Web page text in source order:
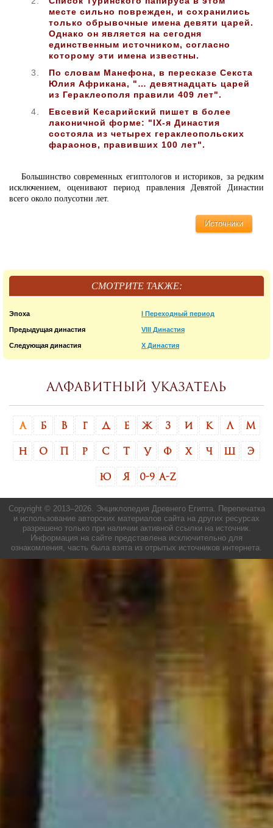
месте сильно поврежден, и сохранились
только обрывочные имена девяти царей.
Однако он является на сегодня
единственным источником, согласно
которому эти имена известны.
По словам Манефона, в пересказе Секста
Юлия Африкана, "… девятнадцать царей
из Гераклеополя правили 409 лет".
Евсевий Кесарийский пишет в более
лаконичной форме: "IX-я Династия
состояла из четырех гераклеопольских
фараонов, правивших 100 лет".
Большинство современных египтологов и историков, за редким
исключением, оценивают период правления Девятой Династии
всего около полусотни лет.
Источники
СМОТРИТЕ ТАКЖЕ:
Эпоха I Переходный период
Предыдущая династия VIII Династия
Следующая династия X Династия
Алфавитный указатель
А Б В Г Д Е Ж З И К Л М
Н О Р С Т У Ф Х Ч Э
Ю Я 0-9 A-Z
Copyright © 2013–2026. Энциклопедия Древнего Египта. Перепечатка
и использование авторских материалов сайта на других ресурсах
разрешено только при наличии активной ссылки на источник.
Информация на сайте представлена исключительно для
ознакомления, часть была взята из отрытых источников интернета.